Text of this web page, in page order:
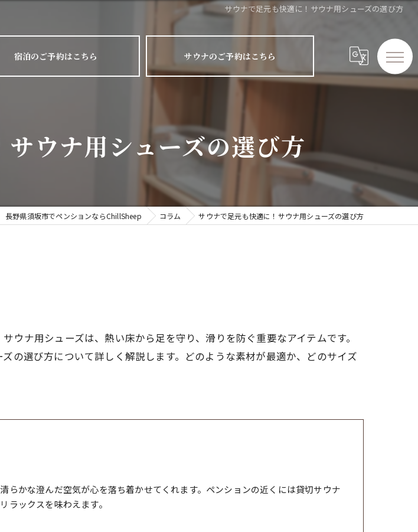
サウナで足元も快適に！サウナ用シューズの選び方
宿泊のご予約はこちら サウナのご予約はこちら
ウナ用シューズの選び方
長野県須坂市でペンションならChillSheep コラム サウナで足元も快適に！サウナ用シューズの選び方
ナ用シューズは、熱い床から足を守り、滑りを防ぐ重要なアイテムです。
の選び方について詳しく解説します。どのような素材が最適か、どのサイズ
らかな澄んだ空気が心を落ち着かせてくれます。ペンションの近くには貸切サウナ
ラックスを味わえます。